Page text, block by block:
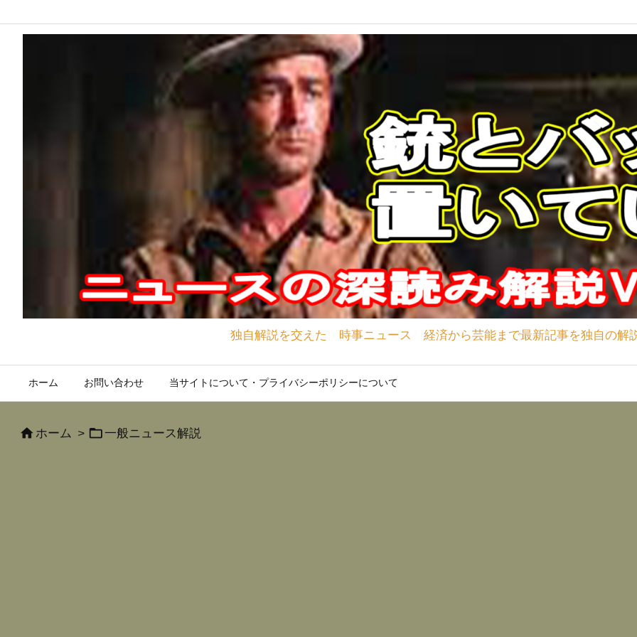
独自解説を交えた 時事ニュース 経済から芸能まで最新記事を独自の解
ホーム お問い合わせ 当サイトについて・プライバシーポリシーについて
 ホーム > 一般ニュース解説